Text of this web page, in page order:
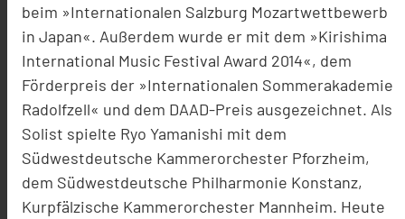
beim »Internationalen Salzburg Mozartwettbewerb
in Japan«. Außerdem wurde er mit dem »Kirishima
International Music Festival Award 2014«, dem
Förderpreis der »Internationalen Sommerakademie
Radolfzell« und dem DAAD-Preis ausgezeichnet. Als
Solist spielte Ryo Yamanishi mit dem
Südwestdeutsche Kammerorchester Pforzheim,
dem Südwestdeutsche Philharmonie Konstanz,
Kurpfälzische Kammerorchester Mannheim. Heute